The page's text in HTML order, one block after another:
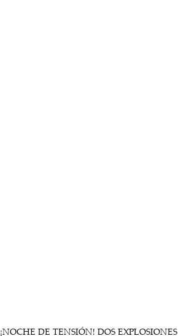
¡NOCHE DE TENSIÓN! DOS EXPLOSIONES